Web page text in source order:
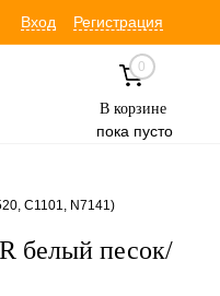
Вход Регистрация
0
В корзине
пока пусто
C1101, N7141)
белый песок/